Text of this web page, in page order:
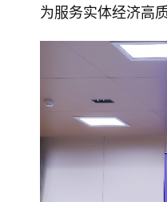
为服务实体经济高